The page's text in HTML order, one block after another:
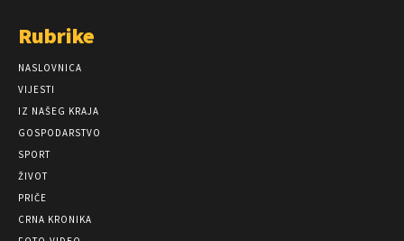
Rubrike
NASLOVNICA
VIJESTI
IZ NAŠEG KRAJA
GOSPODARSTVO
SPORT
ŽIVOT
PRIČE
CRNA KRONIKA